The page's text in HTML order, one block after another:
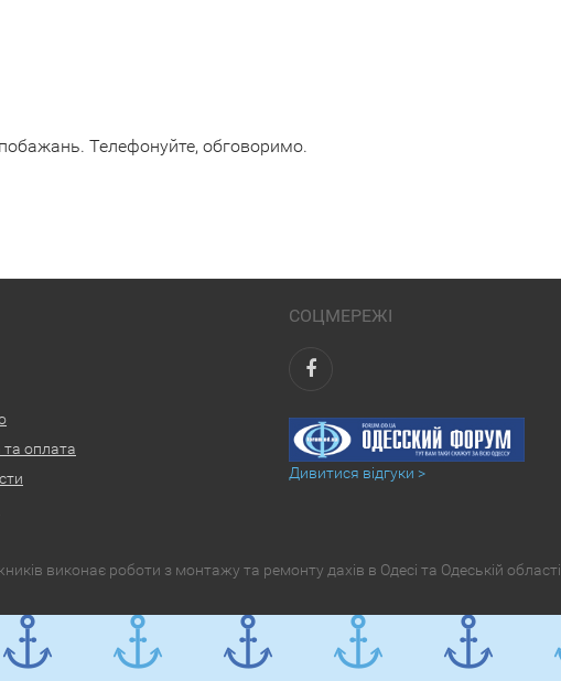
Телефонуйте, обговоримо.
оплата
СОЦМЕРЕЖІ
Дивитися відгуки >
виконає роботи з монтажу та ремонту дахів в Одесі та Одеській області